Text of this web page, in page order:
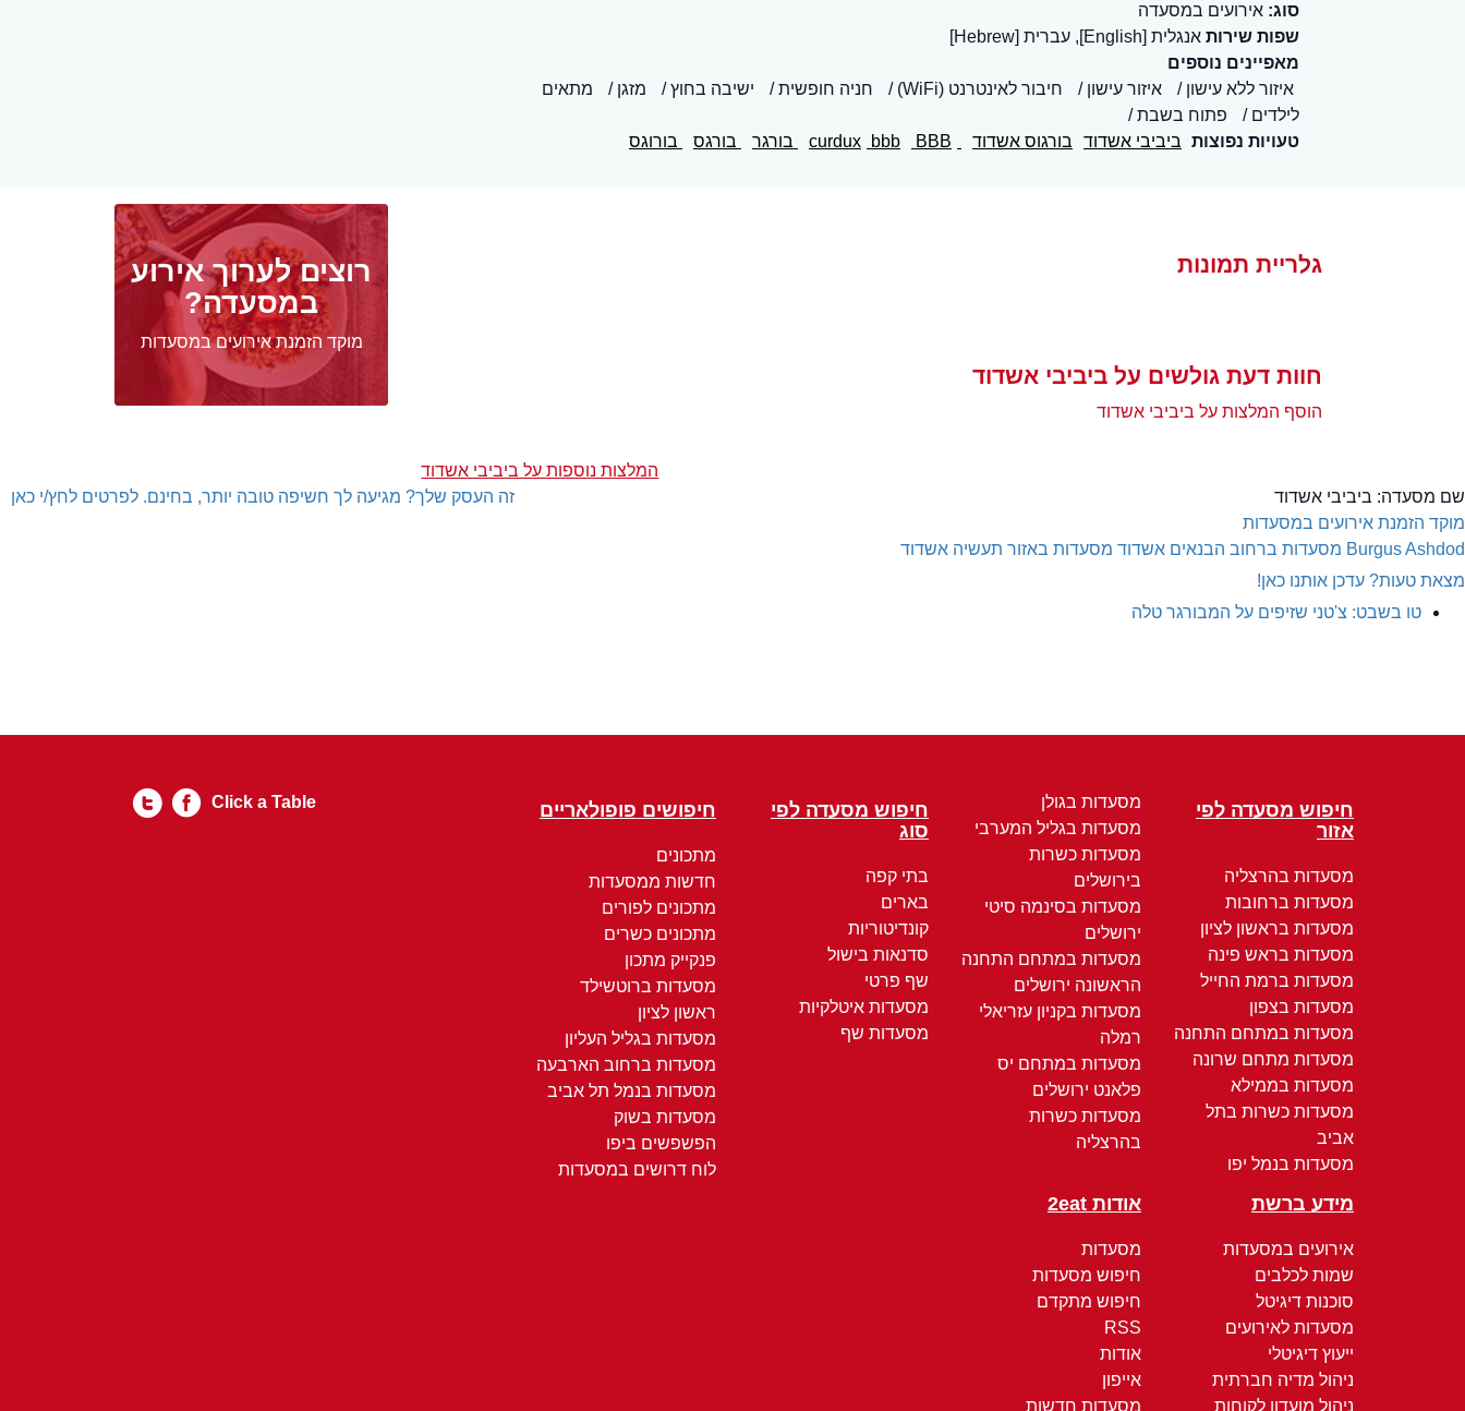
סוג: אירועים במסעדה
שפות שירות אנגלית [English], עברית [Hebrew]
מאפיינים נוספים
איזור ללא עישון
איזור עישון חיבור לאינטרנט (WiFi) חניה חופשית ישיבה בחוץ מזגן
מתאים
לילדים
פתוח בשבת
טעויות נפוצות ביביבי אשדוד בורגוס אשדוד bbb BBB בורגר בורגס בורוגס
גלריית תמונות
חוות דעת גולשים על ביביבי אשדוד
הוסף המלצות על ביביבי אשדוד
המלצות נוספות על ביביבי אשדוד
רוצים לערוך אירוע
במסעדה?
מוקד הזמנת אירועים במסעדות
זה העסק שלך? מגיעה לך חשיפה טובה יותר, בחינם. לפרטים לחץ/י כאן שם מסעדה: ביביבי אשדוד
מוקד הזמנת אירועים במסעדות
Burgus Ashdod מסעדות ברחוב הבנאים אשדוד מסעדות באזור תעשיה אשדוד
מצאת טעות? עדכן אותנו כאן!
טו בשבט: צ'טני שזיפים על המבורגר טלה
חיפוש מסעדה לפי
אזור
מסעדות בהרצליה
מסעדות ברחובות
מסעדות בראשון לציון
מסעדות בראש פינה
מסעדות ברמת החייל
מסעדות בצפון
מסעדות במתחם התחנה
מסעדות מתחם שרונה
מסעדות בממילא
מסעדות כשרות בתל
אביב
מסעדות בנמל יפו
מסעדות בגולן
מסעדות בגליל המערבי
מסעדות כשרות
בירושלים
מסעדות בסינמה סיטי
ירושלים
מסעדות במתחם התחנה
הראשונה ירושלים
מסעדות בקניון עזריאלי
רמלה
מסעדות במתחם יס
פלאנט ירושלים
מסעדות כשרות
בהרצליה
חיפוש מסעדה לפי
סוג
בתי קפה
בארים
קונדיטוריות
סדנאות בישול
שף פרטי
מסעדות איטלקיות
מסעדות שף
חיפושים פופולאריים
מתכונים
חדשות ממסעדות
מתכונים לפורים
מתכונים כשרים
פנקייק מתכון
מסעדות ברוטשילד
ראשון לציון
מסעדות בגליל העליון
מסעדות ברחוב הארבעה
מסעדות בנמל תל אביב
מסעדות בשוק
הפשפשים ביפו
לוח דרושים במסעדות
מידע ברשת
אירועים במסעדות
שמות לכלבים
סוכנות דיגיטל
מסעדות לאירועים
ייעוץ דיגיטלי
ניהול מדיה חברתית
ניהול מועדון לקוחות
אודות 2eat
מסעדות
חיפוש מסעדות
חיפוש מתקדם
RSS
אודות
אייפון
מסעדות חדשות
Click a Table